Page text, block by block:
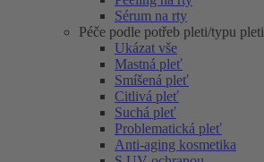
Sérum na rty
Péče podle potřeb pleti/typu pleti
Ukázat vše
Mastná pleť
Smíšená pleť
Citlivá pleť
Suchá pleť
Problematická pleť
Anti-aging kosmetika